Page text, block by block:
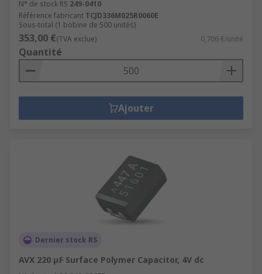
N° de stock RS 249-0410
Référence fabricant TCJD336M025R0060E
Sous-total (1 bobine de 500 unités)
353,00 €(TVA exclue) 0,706 €/unité
Quantité
Ajouter
Dernier stock RS
AVX 220 μF Surface Polymer Capacitor, 4V dc